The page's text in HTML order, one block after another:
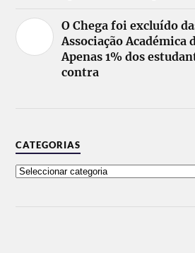
O Chega foi excluído
Associação Académica
Apenas 1% dos
contra
CATEGORIAS